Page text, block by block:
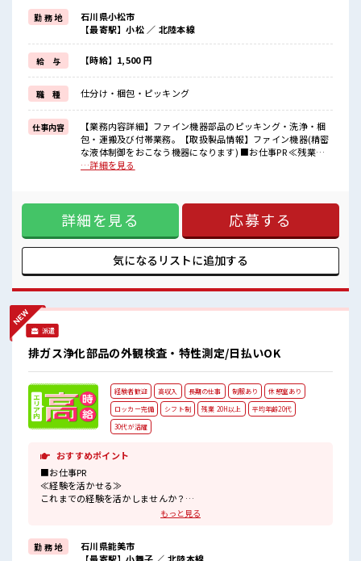
制服があるので、
毎日の服装の悩み解消♪
≪未経験でも活躍できる≫
新しいことにチャレンジするのは不安だけど、
しっかり働く環境が整っています！
イチからスキルUP・ステップUP目指していきましょう！
≪自分に合った期間で働ける≫
福利厚生が整った派遣のお仕事です！
■職場の雰囲気
休憩室で楽しくおしゃべり！
ストレス解消☆
職場にはロッカー完備！
高収入もバッチリ目指せますよ！
勤 務 地
石川県小松市
【最寄駅】小松 ／ 北陸本線
給 与 【時給】1,500 円
職 種 仕分け・梱包・ピッキング
仕事内容
【業務内容詳細】ファイン機器部品のピッキング・洗浄・梱
包・運搬及び付帯業務。【取扱製品情報】ファイン機器(精密
な液体制御をおこなう機器になります) ■お仕事PR ≪残業多
めでがっつり稼ぐ≫ 高収入を希望される方にオススメ。 残業
新しいことにチャレンジするのは不安だけど、 しっかり働く
環境が整っています！ イチからスキルUP・ステップUP目指
していきましょう！ ≪自分に合った期間で働ける≫ 福利厚生
が整った派遣のお仕事です！ ■職場の雰囲気 休憩室で楽しく
おしゃべり！ ストレス解消☆ 職場にはロッカー完備！ 私物の
置きすぎには注意が必要ですね★ 残業がしっかりあるお仕
…詳細を見る
詳細を見る 応募する
気になるリストに追加する
派遣
排ガス浄化部品の外観検査・特性測定/日払いOK
経験者歓迎 高収入 長期の仕事 制服あり
休憩室あり
ロッカー完備
シフト制 残業 20H以上
平均年齢20代
30代が活躍
おすすめポイント
■お仕事PR
≪経験を活かせる≫
これまでの経験を活かしませんか？
≪残業で稼げる≫
高収入を希望される方にオススメ。
もっと見る
勤 務 地
石川県能美市